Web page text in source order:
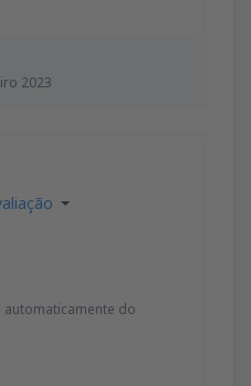
2023
automaticamente do